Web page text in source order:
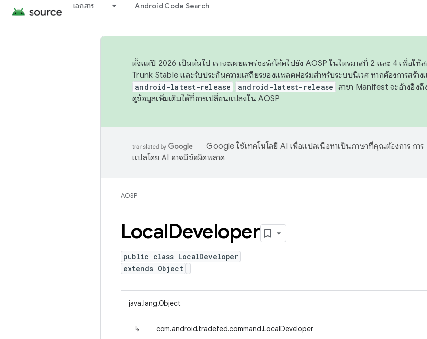
เอกสาร Android Code Search
ตั้งแต่ปี 2026 เป็นต้นไป เราจะเผยแพร่ซอร์สโค้ดไปยัง AOSP ในไตรมาสที่ 2 และ 4 เพื่อใ
Trunk Stable และรับประกันความเสถียรของแพลตฟอร์มสำหรับระบบนิเวศ หากต้องการสร้า
android-latest-release android-latest-release สาขา Manifest จะอ้างอิง
ดูข้อมูลเพิ่มเติมได้ที่การเปลี่ยนแปลงใน AOSP
Google ใช้เทคโนโลยี AI เพื่อแปลเนื้อหาเป็นภาษาที่คุณต้องการ การ
แปลโดย AI อาจมีข้อผิดพลาด
AOSP
LocalDeveloper
public class LocalDeveloper
extends Object
java.lang.Object
↳ com.android.tradefed.command.LocalDeveloper